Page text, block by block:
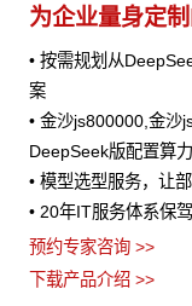
为企业量身定
• 按需规划从
案
• 金沙js800000,金沙
DeepSeek版配置算
• 模型选型服务，让
• 20年IT服务体系保
预约专家咨询 >>
下载产品介绍 >>